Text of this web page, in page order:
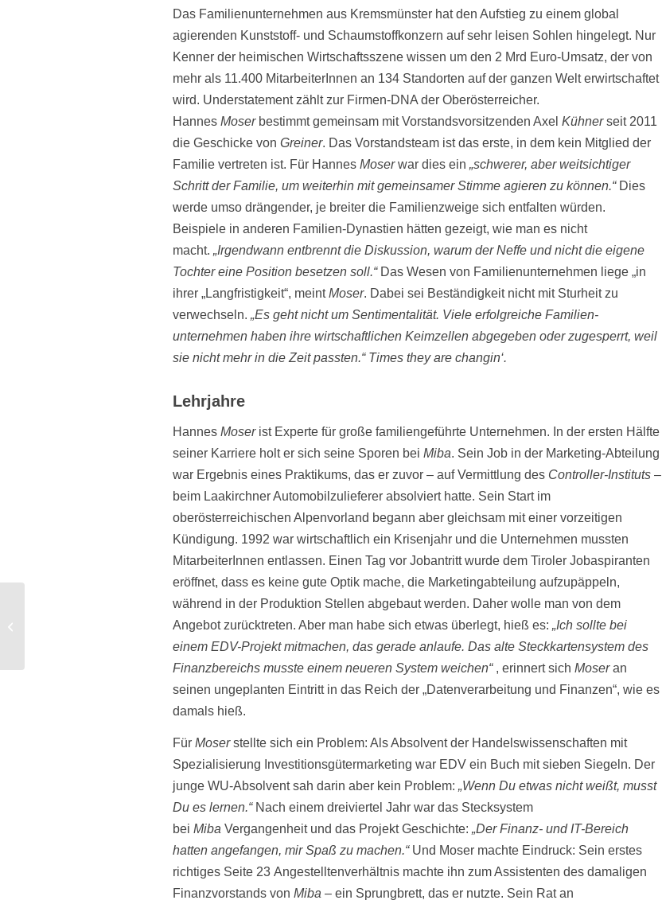
Das Familien­unternehmen aus Kremsmünster hat den Aufstieg zu einem global
agierenden Kunststoff- und Schaumstoffkonzern auf sehr leisen Sohlen hingelegt. Nur
Kenner der heimischen Wirtschaftsszene wissen um den 2 Mrd Euro-Umsatz, der von
mehr als 11.400 MitarbeiterInnen an 134 Standorten auf der ganzen Welt erwirtschaftet
wird. Understatement zählt zur Firmen-DNA der Oberösterreicher.
Hannes Moserbestimmt gemeinsam mit Vorstandsvorsitzenden Axel Kühnerseit 2011
die Geschicke von Greiner. Das Vorstandsteam ist das erste, in dem kein Mitglied der
Familie vertreten ist. Für Hannes Moserwar dies ein „schwerer, aber weitsichtiger
Schritt der Familie, um weiterhin mit gemeinsamer Stimme agieren zu können.“ Dies
werde umso drängender, je breiter die Familienzweige sich entfalten würden.
Beispiele in anderen Familien-Dynastien hätten gezeigt, wie man es nicht
macht. „Irgendwann entbrennt die Diskussion, warum der Neffe und nicht die eigene
Tochter eine Position besetzen soll.“ Das Wesen von Familien­unternehmen liege „in
ihrer „Langfristigkeit“, meintMoser. Dabei sei Beständigkeit nicht mit Sturheit zu
verwechseln. „Es geht nicht um Sentimentalität. Viele erfolgreiche Familien­
unternehmen haben ihre wirtschaftlichen Keimzellen abge­geben oder zugesperrt, weil
sie nicht mehr in die Zeit passten.“ Times they are changin‘.
Lehrjahre
Hannes Moserist Experte für große familiengeführte Unternehmen. In der ersten Hälfte
seiner Karriere holt er sich seine Sporen bei Miba. Sein Job in der Marketing-Abteilung
war Ergebnis eines Praktikums, das er zuvor – auf Vermittlung des Controller-Instituts –
beim Laakirchner Automobilzulieferer absolviert hatte. Sein Start im
oberösterreichischen Alpenvorland begann aber gleichsam mit einer vorzeitigen
Kündigung. 1992 war wirtschaftlich ein Krisenjahr und die Unternehmen mussten
MitarbeiterInnen entlassen. Einen Tag vor Jobantritt wurde dem Tiroler Jobaspiranten
eröffnet, dass es keine gute Optik mache, die Marketingabteilung aufzupäppeln,
während in der Produktion Stellen abgebaut werden. Daher wolle man von dem
Angebot zurücktreten. Aber man habe sich etwas überlegt, hieß es: „Ich sollte bei
einem EDV-Projekt mitmachen, das gerade anlaufe. Das alte Steckk­artensystem des
Finanzbereichs musste einem neueren System weichen“ , erinnert sich Moseran
seinen ungeplanten Eintritt in das Reich der „Datenverarbeitung und Finanzen“, wie es
damals hieß.
Für Moserstellte sich ein Problem: Als Absolvent der Handelswissenschaften mit
Spezialisierung Investitions­gütermarketing war EDV ein Buch mit sieben Siegeln. Der
junge WU-Absolvent sah darin aber kein Problem: „Wenn Du etwas nicht weißt, musst
Du es lernen.“Nach einem dreiviertel Jahr war das Stecksystem
bei Miba Vergangenheit und das Projekt Geschichte: „Der Finanz- und IT-Bereich
hatten angefangen, mir Spaß zu machen.“Und Moser machte Eindruck: Sein erstes
richtiges Seite 23 Angestellten­verhältnis machte ihn zum Assistenten des damaligen
Finanzvorstands von Miba – ein Sprungbrett, das er nutzte. Sein Rat an